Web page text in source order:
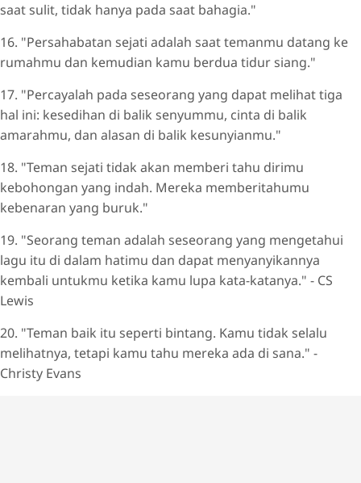
saat sulit, tidak hanya pada saat bahagia."
16. "Persahabatan sejati adalah saat temanmu datang ke
rumahmu dan kemudian kamu berdua tidur siang."
17. "Percayalah pada seseorang yang dapat melihat tiga
hal ini: kesedihan di balik senyummu, cinta di balik
amarahmu, dan alasan di balik kesunyianmu."
18. "Teman sejati tidak akan memberi tahu dirimu
kebohongan yang indah. Mereka memberitahumu
kebenaran yang buruk."
19. "Seorang teman adalah seseorang yang mengetahui
lagu itu di dalam hatimu dan dapat menyanyikannya
kembali untukmu ketika kamu lupa kata-katanya." - CS
Lewis
20. "Teman baik itu seperti bintang. Kamu tidak selalu
melihatnya, tetapi kamu tahu mereka ada di sana." -
Christy Evans